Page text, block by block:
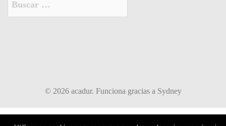
© 2026 acadur. Funciona gracias a Sydney